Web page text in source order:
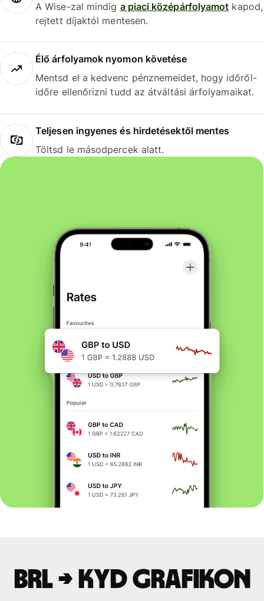
A Wise-zal mindig a piaci középárfolyamot kapod,
rejtett díjaktól mentesen.
Élő árfolyamok nyomon követése
Mentsd el a kedvenc pénznemeidet, hogy időről-
időre ellenőrizni tudd az átváltási árfolyamaikat.
Teljesen ingyenes és hirdetésektől mentes
Töltsd le másodpercek alatt.
BRL → KYD grafikon